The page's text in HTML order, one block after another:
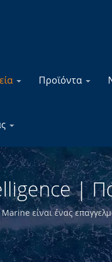
Προϊόντα
|
είναι ένας
για τη ναυτιλία. Με
είμαστε σε θέση να